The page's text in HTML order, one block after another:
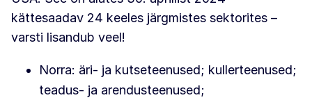
kättesaadav 24 keeles järgmistes sektorites –
varsti lisandub veel!
Norra: äri- ja kutseteenused; kullerteenused;
teadus- ja arendusteenused;